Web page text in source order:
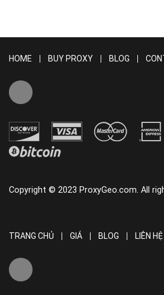
HOME BUY PROXY BLOG
Copyright © 2023 ProxyGeo.com. All
TRANG CHỦ GIÁ BLOG LIÊN HỆ